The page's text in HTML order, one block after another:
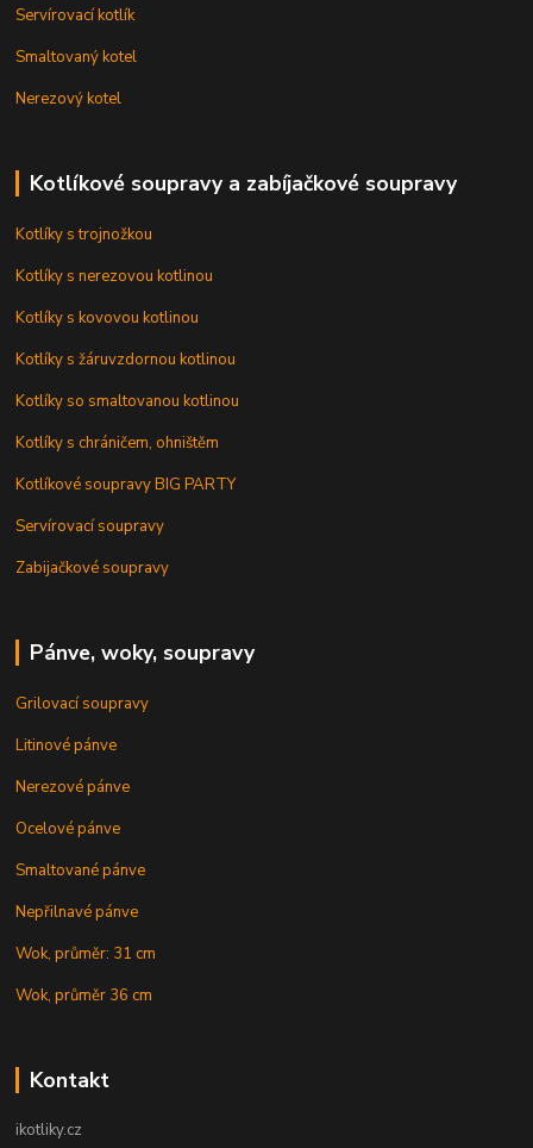
Servírovací kotlík
Smaltovaný kotel
Nerezový kotel
Kotlíkové soupravy a zabíjačkové soupravy
Kotlíky s trojnožkou
Kotlíky s nerezovou kotlinou
Kotlíky s kovovou kotlinou
Kotlíky s žáruvzdornou kotlinou
Kotlíky so smaltovanou kotlinou
Kotlíky s chráničem, ohništěm
Kotlíkové soupravy BIG PARTY
Servírovací soupravy
Zabijačkové soupravy
Pánve, woky, soupravy
Grilovací soupravy
Litinové pánve
Nerezové pánve
Ocelové pánve
Smaltované pánve
Nepřilnavé pánve
Wok, průměr: 31 cm
Wok, průměr 36 cm
Kontakt
ikotliky.cz